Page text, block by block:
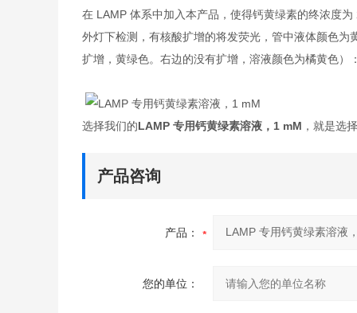
在 LAMP 体系中加入本产品，使得钙黄绿素的终浓度
外灯下检测，有核酸扩增的将发荧光，管中液体颜色
扩增，黄绿色。右边的没有扩增，溶液颜色为橘黄色）
选择我们的LAMP 专用钙黄绿素溶液，1 mM ，就是选
产品咨询
产品：
您的单位：